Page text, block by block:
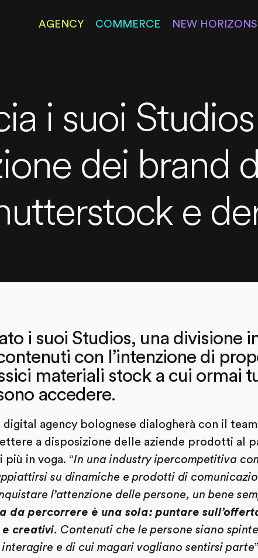
AGENCY COMMERCE NEW HORIZONS
i suoi
dei brand
e
i suoi Studios, una divisione
con l’intenzione di
materiali stock a cui ormai
accedere.
digital agency bolognese dialogherà con il
a disposizione delle aziende prodotti al
più in voga. “In una industry ipercompetitiva
su dinamiche e prodotti di
l’attenzione delle persone, un bene
da percorrere è una sola: puntare
creativi. Contenuti che le persone siano
e di cui magari vogliano sentirsi parte